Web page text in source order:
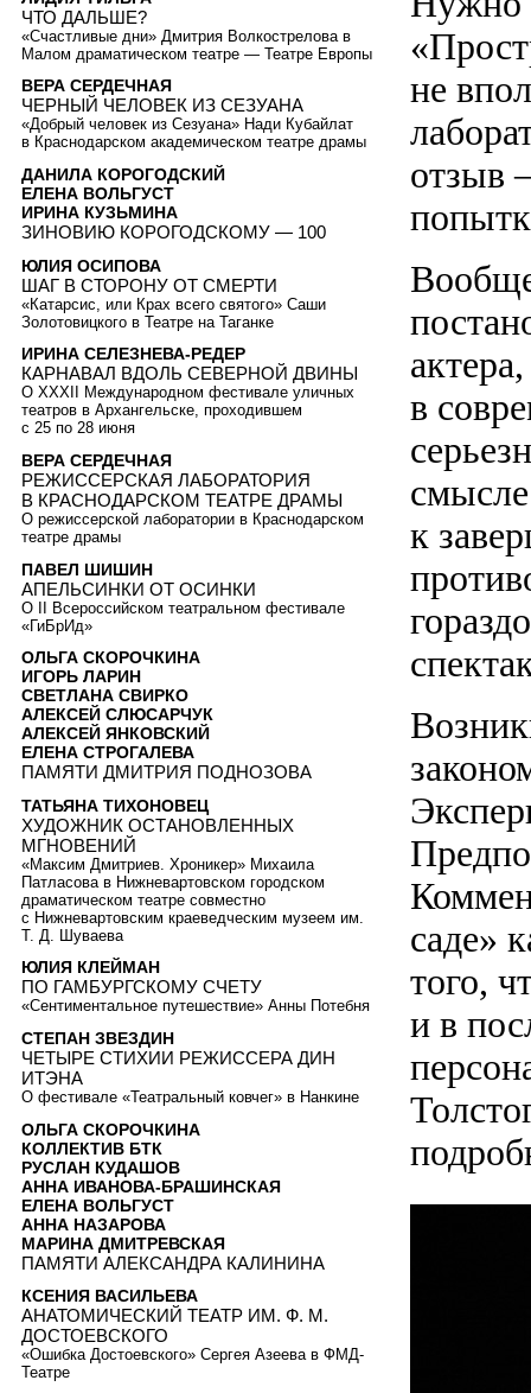
не
отзыв
в
к
саде»
того,
и в
ЧТО ДАЛЬШЕ?
«Счастливые дни» Дмитрия Волкострелова в
Малом драматическом театре — Театре Европы
ВЕРА СЕРДЕЧНАЯ
ЧЕРНЫЙ ЧЕЛОВЕК ИЗ СЕЗУАНА
«Добрый человек из Сезуана» Нади Кубайлат
в Краснодарском академическом театре драмы
ДАНИЛА КОРОГОДСКИЙ
ЕЛЕНА ВОЛЬГУСТ
ИРИНА КУЗЬМИНА
ЗИНОВИЮ КОРОГОДСКОМУ — 100
ЮЛИЯ ОСИПОВА
ШАГ В СТОРОНУ ОТ СМЕРТИ
«Катарсис, или Крах всего святого» Саши
Золотовицкого в Театре на Таганке
ИРИНА СЕЛЕЗНЕВА-РЕДЕР
КАРНАВАЛ ВДОЛЬ СЕВЕРНОЙ ДВИНЫ
О XXXII Международном фестивале уличных
театров в Архангельске, проходившем
с 25 по 28 июня
ВЕРА СЕРДЕЧНАЯ
РЕЖИССЕРСКАЯ ЛАБОРАТОРИЯ
В КРАСНОДАРСКОМ ТЕАТРЕ ДРАМЫ
О режиссерской лаборатории в Краснодарском
театре драмы
ПАВЕЛ ШИШИН
АПЕЛЬСИНКИ ОТ ОСИНКИ
О II Всероссийском театральном фестивале
«ГиБрИд»
ОЛЬГА СКОРОЧКИНА
ИГОРЬ ЛАРИН
СВЕТЛАНА СВИРКО
АЛЕКСЕЙ СЛЮСАРЧУК
АЛЕКСЕЙ ЯНКОВСКИЙ
ЕЛЕНА СТРОГАЛЕВА
ПАМЯТИ ДМИТРИЯ ПОДНОЗОВА
ТАТЬЯНА ТИХОНОВЕЦ
ХУДОЖНИК ОСТАНОВЛЕННЫХ
МГНОВЕНИЙ
«Максим Дмитриев. Хроникер» Михаила
Патласова в Нижневартовском городском
драматическом театре совместно
с Нижневартовским краеведческим музеем им.
Т. Д. Шуваева
ЮЛИЯ КЛЕЙМАН
ПО ГАМБУРГСКОМУ СЧЕТУ
«Сентиментальное путешествие» Анны Потебня
СТЕПАН ЗВЕЗДИН
ЧЕТЫРЕ СТИХИИ РЕЖИССЕРА ДИН
ИТЭНА
О фестивале «Театральный ковчег» в Нанкине
ОЛЬГА СКОРОЧКИНА
КОЛЛЕКТИВ БТК
РУСЛАН КУДАШОВ
АННА ИВАНОВА-БРАШИНСКАЯ
ЕЛЕНА ВОЛЬГУСТ
АННА НАЗАРОВА
МАРИНА ДМИТРЕВСКАЯ
ПАМЯТИ АЛЕКСАНДРА КАЛИНИНА
КСЕНИЯ ВАСИЛЬЕВА
АНАТОМИЧЕСКИЙ ТЕАТР ИМ. Ф. М.
ДОСТОЕВСКОГО
«Ошибка Достоевского» Сергея Азеева в ФМД-
Театре